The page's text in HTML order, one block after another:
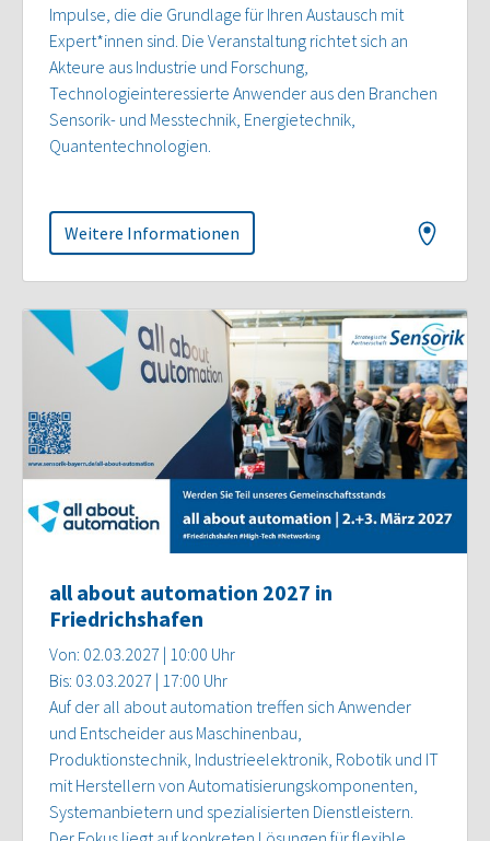
Impulse, die die Grundlage für Ihren Austausch mit
Expert*innen sind. Die Veranstaltung richtet sich an
Akteure aus Industrie und Forschung,
Technologieinteressierte Anwender aus den Branchen
Sensorik- und Messtechnik, Energietechnik,
Quantentechnologien.
Weitere Informationen
all about automation 2027 in
Friedrichshafen
Von: 02.03.2027 | 10:00 Uhr
Bis: 03.03.2027 | 17:00 Uhr
Auf der all about automation treffen sich Anwender
und Entscheider aus Maschinenbau,
Produktionstechnik, Industrieelektronik, Robotik und IT
mit Herstellern von Automatisierungskomponenten,
Systemanbietern und spezialisierten Dienstleistern.